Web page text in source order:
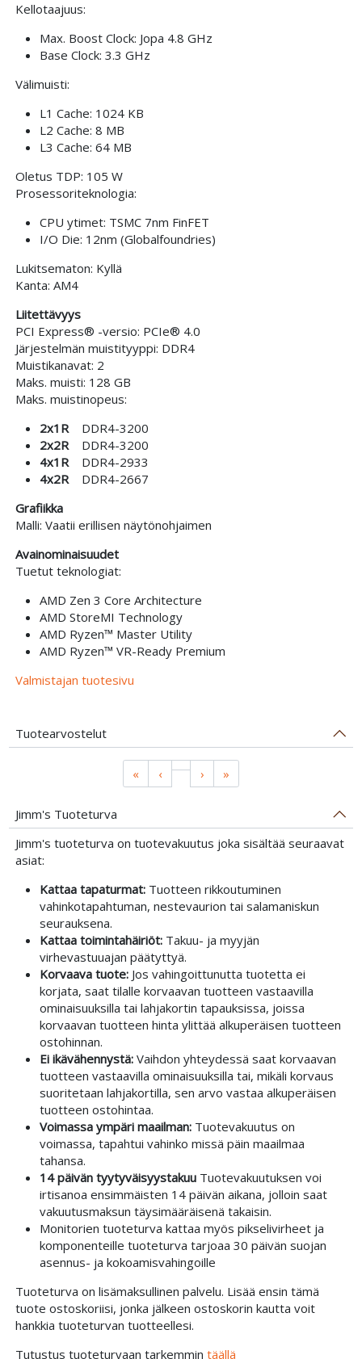
Kellotaajuus:
Max. Boost Clock: Jopa 4.8 GHz
Base Clock: 3.3 GHz
Välimuisti:
L1 Cache: 1024 KB
L2 Cache: 8 MB
L3 Cache: 64 MB
Oletus TDP: 105 W
Prosessoriteknologia:
CPU ytimet: TSMC 7nm FinFET
I/O Die: 12nm (Globalfoundries)
Lukitsematon: Kyllä
Kanta: AM4
Liitettävyys
PCI Express® -versio: PCIe® 4.0
Järjestelmän muistityyppi: DDR4
Muistikanavat: 2
Maks. muisti: 128 GB
Maks. muistinopeus:
2x1R
DDR4-3200
2x2RDDR4-3200
4x1RDDR4-2933
4x2R
DDR4-2667
Grafiikka
Malli: Vaatii erillisen näytönohjaimen
Avainominaisuudet
Tuetut teknologiat:
AMD Zen 3 Core Architecture
AMD StoreMI Technology
AMD Ryzen™ Master Utility
AMD Ryzen™ VR-Ready Premium
Valmistajan tuotesivu
Tuotearvostelut
« ‹ › »
Jimm's Tuoteturva
Jimm's tuoteturva on tuotevakuutus joka sisältää seuraavat
asiat:
Kattaa tapaturmat:Tuotteen rikkoutuminen
vahinkotapahtuman, nestevaurion tai salamaniskun
seurauksena.
Kattaa toimintahäiriöt:Takuu- ja myyjän
virhevastuuajan päätyttyä.
Korvaava tuote:Jos vahingoittunutta tuotetta ei
korjata, saat tilalle korvaavan tuotteen vastaavilla
ominaisuuksilla tai lahjakortin tapauksissa, joissa
korvaavan tuotteen hinta ylittää alkuperäisen tuotteen
ostohinnan.
Ei ikävähennystä:Vaihdon yhteydessä saat korvaavan
tuotteen vastaavilla ominaisuuksilla tai, mikäli korvaus
suoritetaan lahjakortilla, sen arvo vastaa alkuperäisen
tuotteen ostohintaa.
Voimassa ympäri maailman:Tuotevakuutus on
voimassa, tapahtui vahinko missä päin maailmaa
tahansa.
14 päivän tyytyväisyystakuuTuotevakuutuksen voi
irtisanoa ensimmäisten 14 päivän aikana, jolloin saat
vakuutusmaksun täysimääräisenä takaisin.
Monitorien tuoteturva kattaa myös pikselivirheet ja
komponenteille tuoteturva tarjoaa 30 päivän suojan
asennus- ja kokoamisvahingoille
Tuoteturva on lisämaksullinen palvelu. Lisää ensin tämä
tuote ostoskoriisi, jonka jälkeen ostoskorin kautta voit
hankkia tuoteturvan tuotteellesi.
Tutustus tuoteturvaan tarkemmin täällä